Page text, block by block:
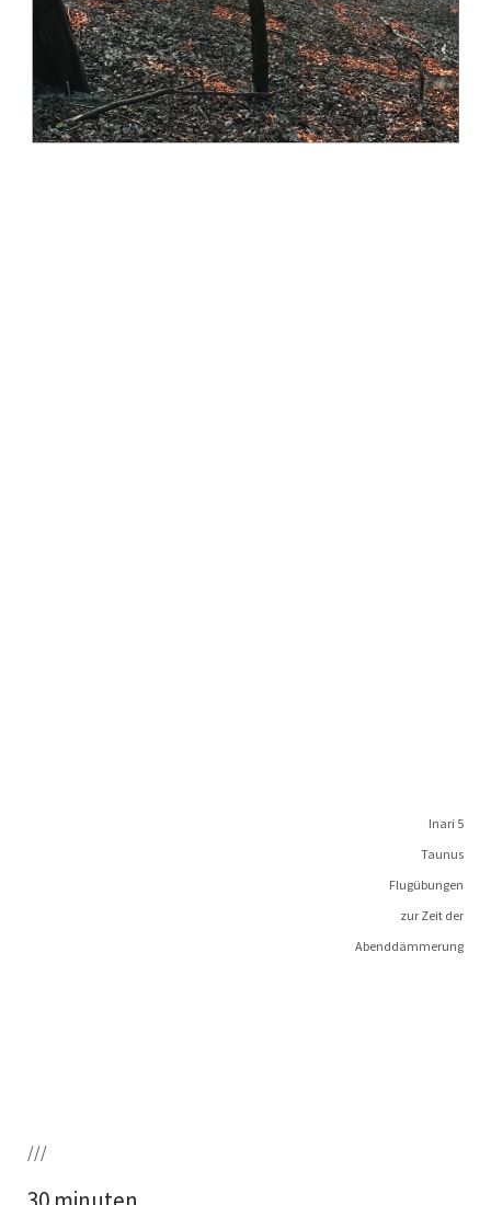
Ina­ri 5
Taunus
Flugübungen
zur Zeit der
Abenddämmerung
///